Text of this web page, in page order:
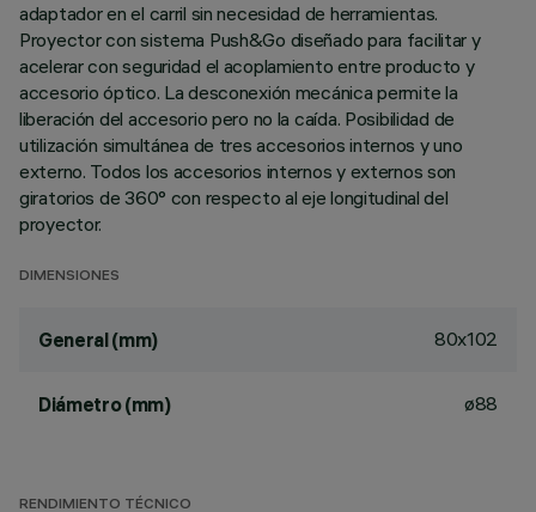
adaptador en el carril sin necesidad de herramientas.
Proyector con sistema Push&Go diseñado para facilitar y
acelerar con seguridad el acoplamiento entre producto y
accesorio óptico. La desconexión mecánica permite la
liberación del accesorio pero no la caída. Posibilidad de
utilización simultánea de tres accesorios internos y uno
externo. Todos los accesorios internos y externos son
giratorios de 360° con respecto al eje longitudinal del
proyector.
DIMENSIONES
General (mm) 80x102
Diámetro (mm) ø88
RENDIMIENTO TÉCNICO